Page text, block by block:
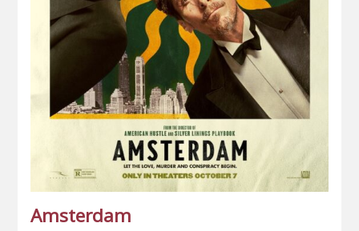
Amsterdam